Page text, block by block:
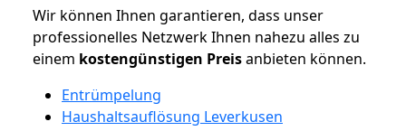
Wir können Ihnen garantieren, dass unser
professionelles Netzwerk Ihnen nahezu alles zu
einem kostengünstigen Preisanbieten können.
Entrümpelung
Haushaltsauflösung Leverkusen